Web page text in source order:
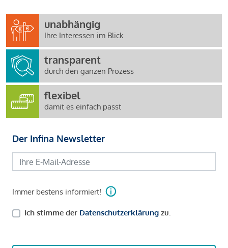
unabhängig
Ihre Interessen im Blick
transparent
durch den ganzen Prozess
flexibel
damit es einfach passt
Der Infina Newsletter
Immer bestens informiert!
Ich stimme der Datenschutzerklärung zu.